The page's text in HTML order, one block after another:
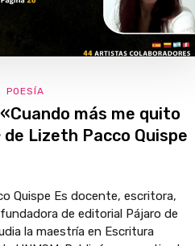
POESÍA
más me quito
de Lizeth Pacco Quispe
Quispe Es docente, escritora,
de editorial Pájaro de
la maestría en Escritura